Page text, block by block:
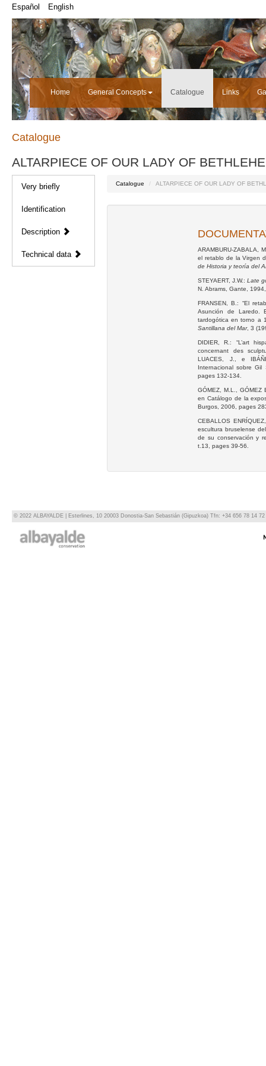
Español English
Home General Concepts Catalogue Links
Catalogue
ALTARPIECE OF OUR LADY OF
Very briefly
Identification
Description
Technical data
Catalogue ALTARPIECE OF OUR LADY OF
ARAMBURU-ZABALA,
el retablo de la Virgen
de Historia y teoría del
STEYAERT, J.W.:Late
N. Abrams, Gante,
FRANSEN, B.: “El
Asunción de Laredo.
tardogótica en torno a
Santillana del Mar, 3
DIDIER, R.: “L’art
concernant des
LUACES, J., e
Internacional sobre
pages 132-134.
GÓMEZ, M.L., GÓMEZ
en Catálogo de la
Burgos, 2006, pages
CEBALLOS
escultura bruselense
de su conservación y
t.13, pages 39-56.
© 2022 ALBAYALDE | Esterlines, 10 20003 Donostia-San Sebastián (Gipuzkoa) Tfn: +34 656 78 14 72